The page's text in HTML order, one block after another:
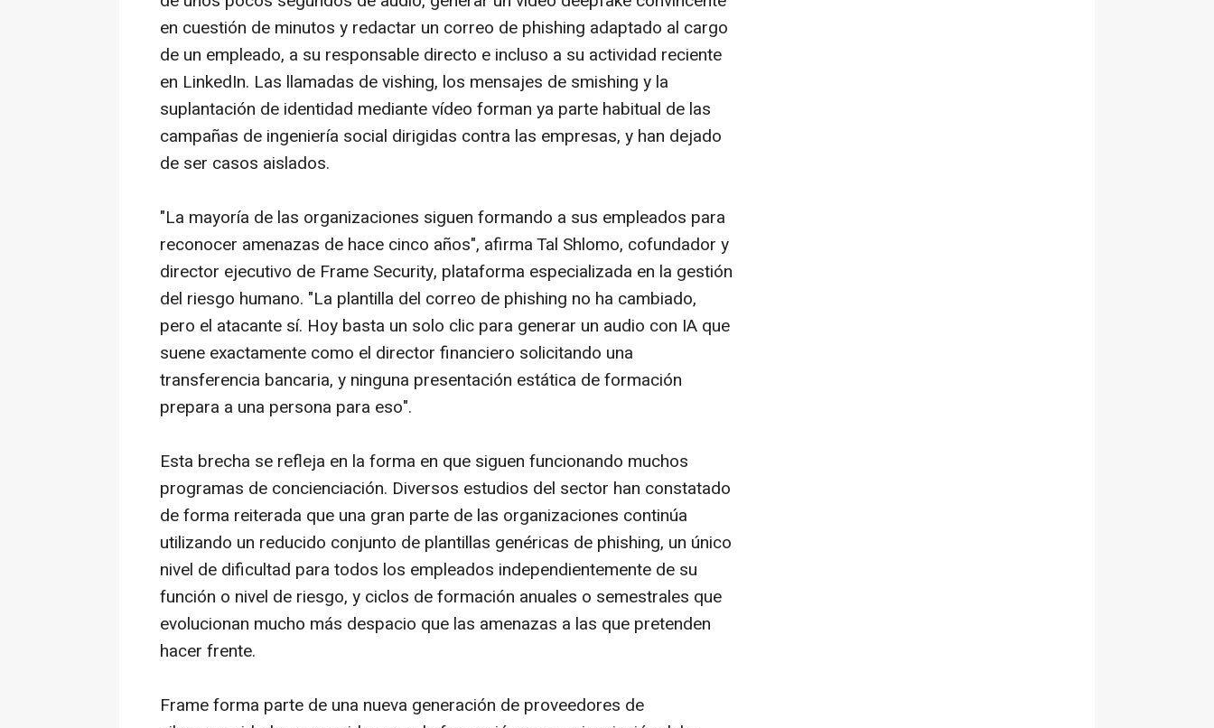
en cuestión de minutos y redactar un correo de phishing adaptado al cargo
de un empleado, a su responsable directo e incluso a su actividad reciente
en LinkedIn. Las llamadas devishing, los mensajes de smishing y la
suplantación de identidad mediante vídeo forman ya parte habitual de las
campañas de ingeniería social dirigidas contra las empresas, y han dejado
de ser casos aislados.
"La mayoría de las organizaciones siguen formando a sus empleados para
reconocer amenazas de hace cinco años", afirma Tal Shlomo, cofundador y
director ejecutivo de Frame Security, plataforma especializada en la gestión
del riesgo humano. "La plantilla del correo de phishing no ha cambiado,
pero el atacante sí. Hoy basta un solo clic para generar un audio con IA que
suene exactamente como el director financiero solicitando una
transferencia bancaria, y ninguna presentación estática de formación
prepara a una persona para eso".
Esta brecha se refleja en la forma en que siguen funcionando muchos
programas de concienciación. Diversos estudios del sector han constatado
de forma reiterada que una gran parte de las organizaciones continúa
utilizando un reducido conjunto de plantillas genéricas de phishing, un único
nivel de dificultad para todos los empleados independientemente de su
función o nivel de riesgo, y ciclos de formación anuales o semestrales que
evolucionan mucho más despacio que las amenazas a las que pretenden
hacer frente.
Frame forma parte de una nueva generación de proveedores de